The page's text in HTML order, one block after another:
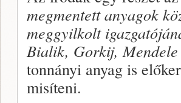
megmentett anyagok
meggyilkolt
Bialik, Gorkij, Mendele
tonnányi anyag is
misíteni.